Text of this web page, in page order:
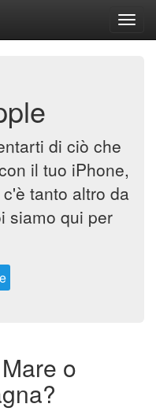
di ciò che
il tuo iPhone,
tanto altro da
siamo qui per
o